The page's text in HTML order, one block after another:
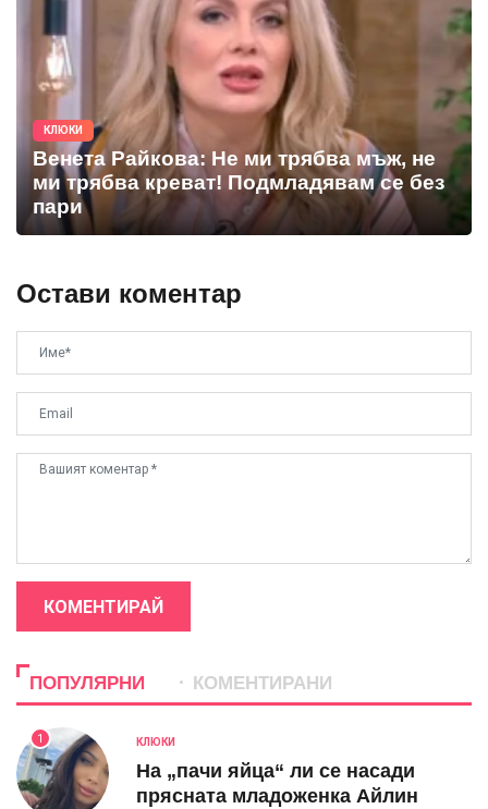
КЛЮКИ
Венета Райкова: Не ми трябва мъж, не
ми трябва креват! Подмладявам се без
пари
Остави коментар
КОМЕНТИРАЙ
ПОПУЛЯРНИ КОМЕНТИРАНИ
1 КЛЮКИ
На „пачи яйца“ ли се насади
прясната младоженка Айлин